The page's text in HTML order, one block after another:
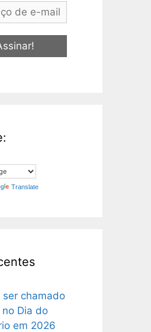
Translate
ser chamado
Dia do
em 2026